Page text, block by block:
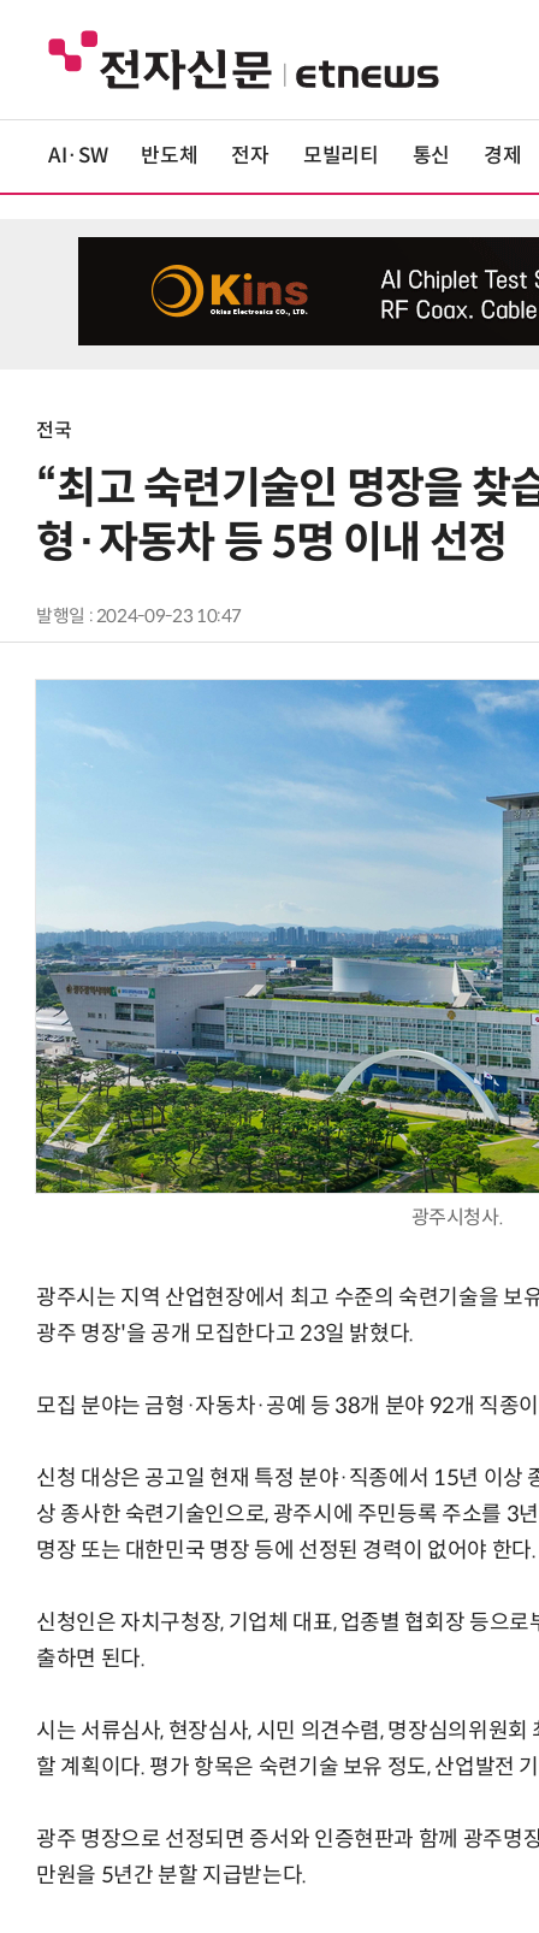
AI·SW 반도체 전자 모빌리티 통신 경제
전국
“최고 숙련기술인 명장을
형·자동차 등 5명 이내 선정
발행일 : 2024-09-23 10:47
광주시청사.
광주시는 지역 산업현장에서 최고 수준의 숙련기술을
광주 명장'을 공개 모집한다고 23일 밝혔다.
모집 분야는 금형·자동차·공예 등 38개 분야 92개 직종
신청 대상은 공고일 현재 특정 분야·직종에서 15년 이상
상 종사한 숙련기술인으로, 광주시에 주민등록 주소를 3
명장 또는 대한민국 명장 등에 선정된 경력이 없어야 한다.
신청인은 자치구청장, 기업체 대표, 업종별 협회장 등으
출하면 된다.
시는 서류심사, 현장심사, 시민 의견수렴, 명장심의위원
할 계획이다. 평가 항목은 숙련기술 보유 정도, 산업발전
광주 명장으로 선정되면 증서와 인증현판과 함께 광주명
만원을 5년간 분할 지급받는다.